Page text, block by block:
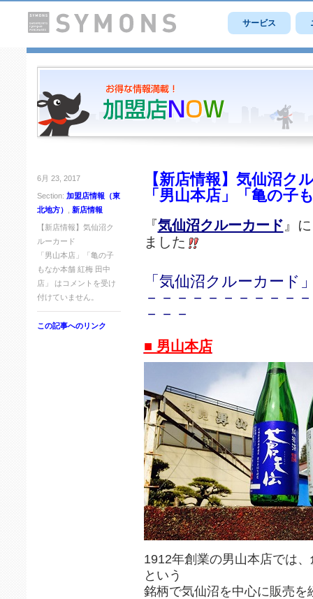
サービス
6月 23, 2017
Section: 加盟店情報（東
北地方）
新店情報
【新店情報】気仙沼ク
ルーカード
「男山本店」「亀の子
もなか本舗 紅梅 田中
店」 は コメントを受け
付けていません。
この記事へのリンク
【新店情報】気仙沼ク
「男山本店」「亀の子
『気仙沼クルーカード 』
ました
「気仙沼クルーカード
－－－－－－－－－－
－－－
■ 男山本店
1912年創業の男山本店では
という
銘柄で気仙沼を中心に販売